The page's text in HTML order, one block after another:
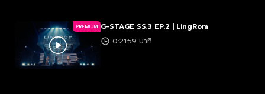
PREMIUM G-STAGE SS.3 EP.2 | LingRom
0:21:59 นาที